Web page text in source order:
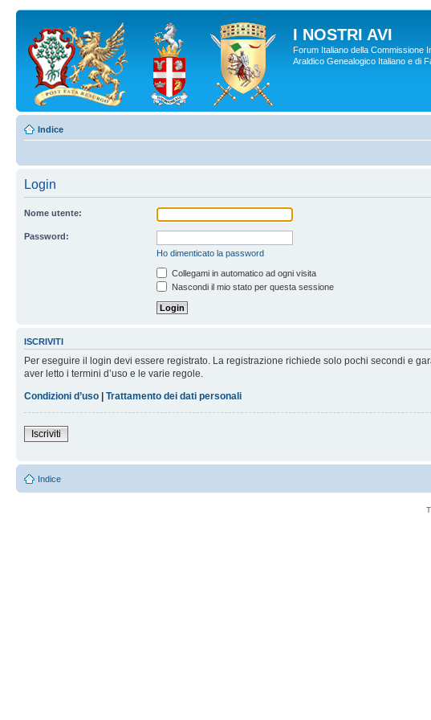
I NOSTRI AVI
Forum Italiano della Commissione
Araldico Genealogico Italiano e di
Indice
Login
Nome utente:
Password:
Ho dimenticato la password
Collegami in automatico ad ogni visita
Nascondi il mio stato per questa sessione
ISCRIVITI
Per eseguire il login devi essere registrato. La registrazione richiede solo pochi secondi e
aver letto i termini d’uso e le varie regole.
Condizioni d’uso | Trattamento dei dati personali
Iscriviti
Indice